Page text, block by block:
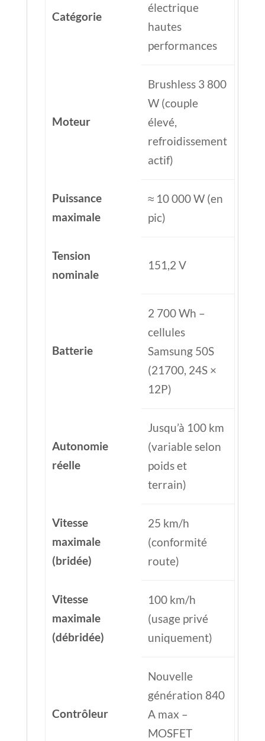
Catégorie
électrique
hautes
performances
Moteur
Brushless 3 800
W (couple
élevé,
refroidissement
actif)
Puissance
maximale
≈ 10 000 W (en
pic)
Tension
nominale
151,2 V
Batterie
2 700 Wh –
cellules
Samsung 50S
(21700, 24S ×
12P)
Autonomie
réelle
Jusqu’à 100 km
(variable selon
poids et
terrain)
Vitesse
maximale
(bridée)
25 km/h
(conformité
route)
Vitesse
maximale
(débridée)
100 km/h
(usage privé
uniquement)
Contrôleur
Nouvelle
génération 840
A max –
MOSFET